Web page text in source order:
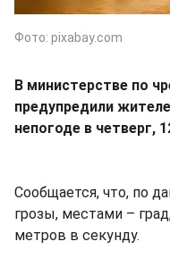
Фото: pixabay.com
В министерстве по
предупредили
непогоде в четверг,
Cообщается, что, по
грозы, местами –
метров в секунду.